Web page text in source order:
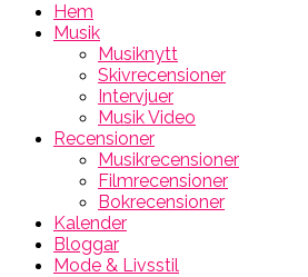
Hem
Musik
Musiknytt
Skivrecensioner
Intervjuer
Musik Video
Recensioner
Musikrecensioner
Filmrecensioner
Bokrecensioner
Kalender
Bloggar
Mode & Livsstil